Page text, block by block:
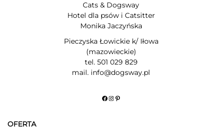
Cats & Dogsway
Hotel dla psów i Catsitter
Monika Jaczyńska
Pieczyska Łowickie k/ Iłowa
(mazowieckie)
tel. 501 029 829
mail. info@dogsway.pl
Facebook
Instagram
Pinterest
OFERTA